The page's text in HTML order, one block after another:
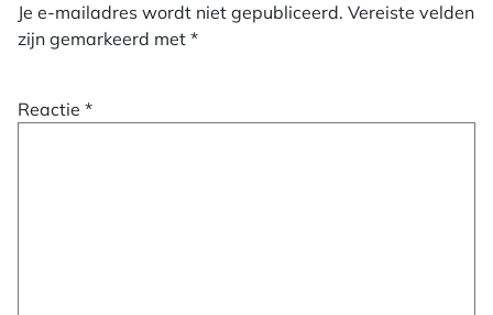
Je e-mailadres wordt niet gepubliceerd. Vereiste velden
zijn gemarkeerd met *
Reactie *